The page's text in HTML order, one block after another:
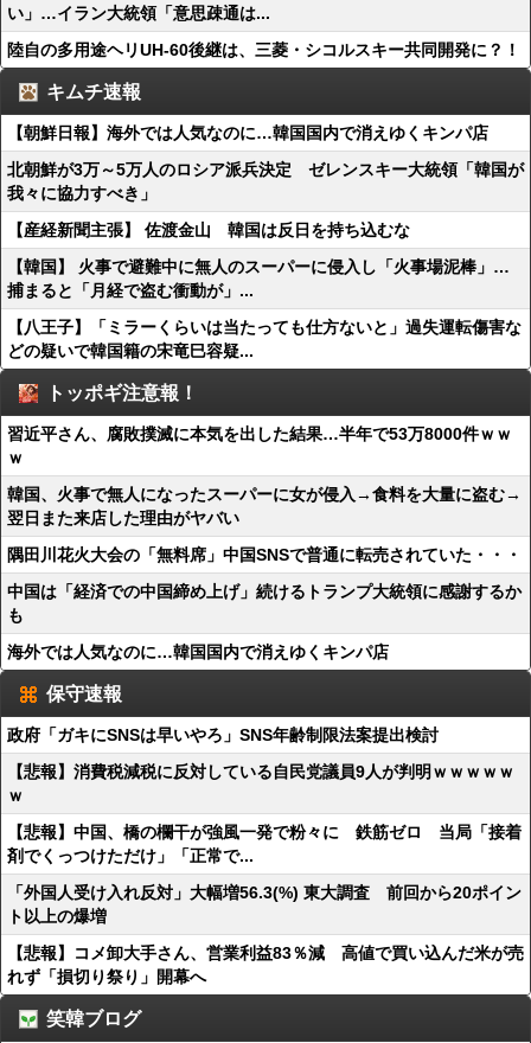
い」…イラン大統領「意思疎通は...
陸自の多用途ヘリUH-60後継は、三菱・シコルスキー共同開発に？！
キムチ速報
【朝鮮日報】海外では人気なのに…韓国国内で消えゆくキンパ店
北朝鮮が3万～5万人のロシア派兵決定 ゼレンスキー大統領「韓国が
我々に協力すべき」
【産経新聞主張】 佐渡金山 韓国は反日を持ち込むな
【韓国】 火事で避難中に無人のスーパーに侵入し「火事場泥棒」…
捕まると「月経で盗む衝動が」...
【八王子】「ミラーくらいは当たっても仕方ないと」過失運転傷害な
どの疑いで韓国籍の宋竜巳容疑...
トッポギ注意報！
習近平さん、腐敗撲滅に本気を出した結果…半年で53万8000件ｗｗ
ｗ
韓国、火事で無人になったスーパーに女が侵入→食料を大量に盗む→
翌日また来店した理由がヤバい
隅田川花火大会の「無料席」中国SNSで普通に転売されていた・・・
中国は「経済での中国締め上げ」続けるトランプ大統領に感謝するか
も
海外では人気なのに…韓国国内で消えゆくキンパ店
保守速報
政府「ガキにSNSは早いやろ」SNS年齢制限法案提出検討
【悲報】消費税減税に反対している自民党議員9人が判明ｗｗｗｗｗ
ｗ
【悲報】中国、橋の欄干が強風一発で粉々に 鉄筋ゼロ 当局「接着
剤でくっつけただけ」「正常で...
「外国人受け入れ反対」大幅増56.3(%) 東大調査 前回から20ポイン
ト以上の爆増
【悲報】コメ卸大手さん、営業利益83％減 高値で買い込んだ米が売
れず「損切り祭り」開幕へ
笑韓ブログ